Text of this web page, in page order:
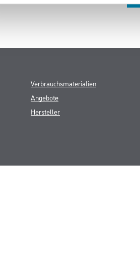
Verbrauchsmaterialien
Angebote
Hersteller